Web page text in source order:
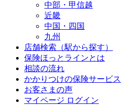
中部・甲信越
近畿
中国・四国
九州
店舗検索（駅から探す）
保険ほっとラインとは
相談の流れ
かかりつけの保険サービス
お客さまの声
マイページ ログイン